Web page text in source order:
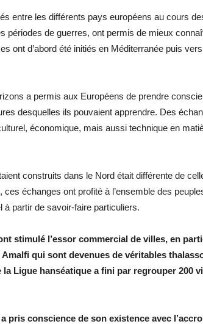
entre les différents pays européens au cours
périodes de guerres, ont permis de mieux
ont d’abord été initiés en Méditerranée puis
a permis aux Européens de prendre
desquelles ils pouvaient apprendre. Des
économique, mais aussi technique en
construits dans le Nord était différente de
échanges ont profité à l’ensemble des
à partir de savoir-faire particuliers.
stimulé l’essor commercial de villes, en
qui sont devenues de véritables
la Ligue hanséatique a fini par regrouper 200
pris conscience de son existence avec